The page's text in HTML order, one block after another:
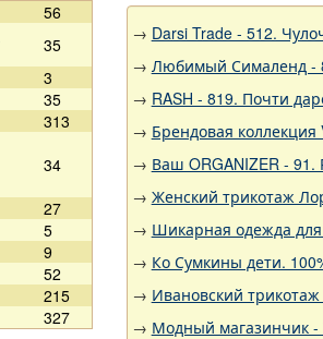
56
35
3
35
313
34
27
5
9
52
215
327
→ Darsi Trade - 512.
→ Любимый Сималенд -
→ RASH - 819. Почти
→ Брендовая
→ Ваш ORGANIZER - 91.
→ Женский трикотаж
→ Шикарная одежда для
→ Ко Сумкины дети.
→ Ивановский
→ Модный магазинчик -